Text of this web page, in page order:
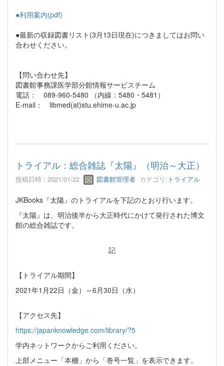
●利用案内(pdf)
●最新の収録図書リスト(3月13日現在)につきましてはお問い
合わせください。
【問い合わせ先】
図書館事務課医学部分館情報サービスチーム
電話： 089-960-5480 （内線：5480・5481）
E-mail： libmed(at)stu.ehime-u.ac.jp
トライアル：総合雑誌『太陽』（明治～大正）
投稿日時 : 2021/01/22 図書館管理者 カテゴリ: トライアル
JKBooks『太陽』のトライアルを下記のとおり行います。
『太陽』は、明治後半から大正時代にかけて発行された博文
館の総合雑誌です。
記
【トライアル期間】
2021年1月22日（金）～6月30日（水）
【アクセス先】
https://japanknowledge.com/library/?5
学内ネットワークからご利用ください。
上部メニュー「本棚」から「巻号一覧」を表示できます。